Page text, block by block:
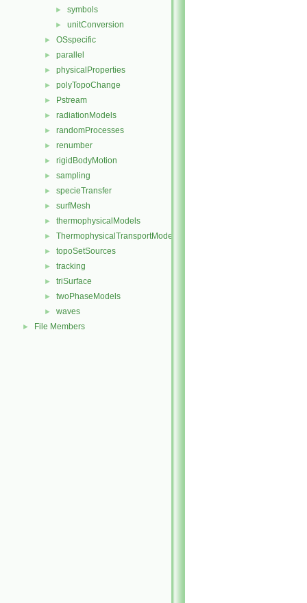
► symbols
► unitConversion
► OSspecific
► parallel
► physicalProperties
► polyTopoChange
► Pstream
► radiationModels
► randomProcesses
► renumber
► rigidBodyMotion
► sampling
► specieTransfer
► surfMesh
► thermophysicalModels
► ThermophysicalTransportModels
► topoSetSources
► tracking
► triSurface
► twoPhaseModels
► waves
► File Members